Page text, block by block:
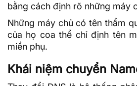
bằng cách định rõ những máy
Những máy chủ có tên thẩm
của họ coa thể chỉ định tên
miền phụ.
Khái niệm chuyển